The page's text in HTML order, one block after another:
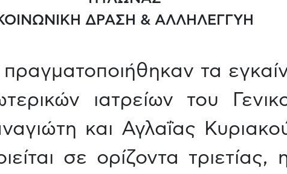
ΔΡΑΣΗ & ΑΛΛΗΛΕΓΓΥΗ
πραγματοποιήθηκαν τα
ιατρείων του
και Αγλαΐας
σε ορίζοντα τριετίας,